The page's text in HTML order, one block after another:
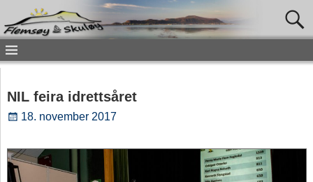
NIL feira idrettsåret
18. november 2017